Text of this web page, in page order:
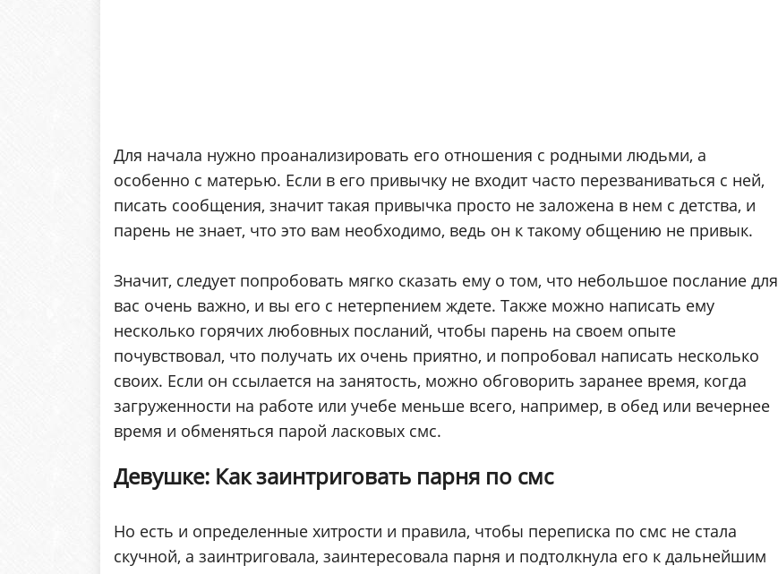
Для начала нужно проанализировать его отношения с родными людьми, а
особенно с матерью. Если в его привычку не входит часто перезваниваться с ней,
писать сообщения, значит такая привычка просто не заложена в нем с детства, и
парень не знает, что это вам необходимо, ведь он к такому общению не привык.
Значит, следует попробовать мягко сказать ему о том, что небольшое послание для
вас очень важно, и вы его с нетерпением ждете. Также можно написать ему
несколько горячих любовных посланий, чтобы парень на своем опыте
почувствовал, что получать их очень приятно, и попробовал написать несколько
своих. Если он ссылается на занятость, можно обговорить заранее время, когда
загруженности на работе или учебе меньше всего, например, в обед или вечернее
время и обменяться парой ласковых смс.
Девушке: Как заинтриговать парня по смс
Но есть и определенные хитрости и правила, чтобы переписка по смс не стала
скучной, а заинтриговала, заинтересовала парня и подтолкнула его к дальнейшим